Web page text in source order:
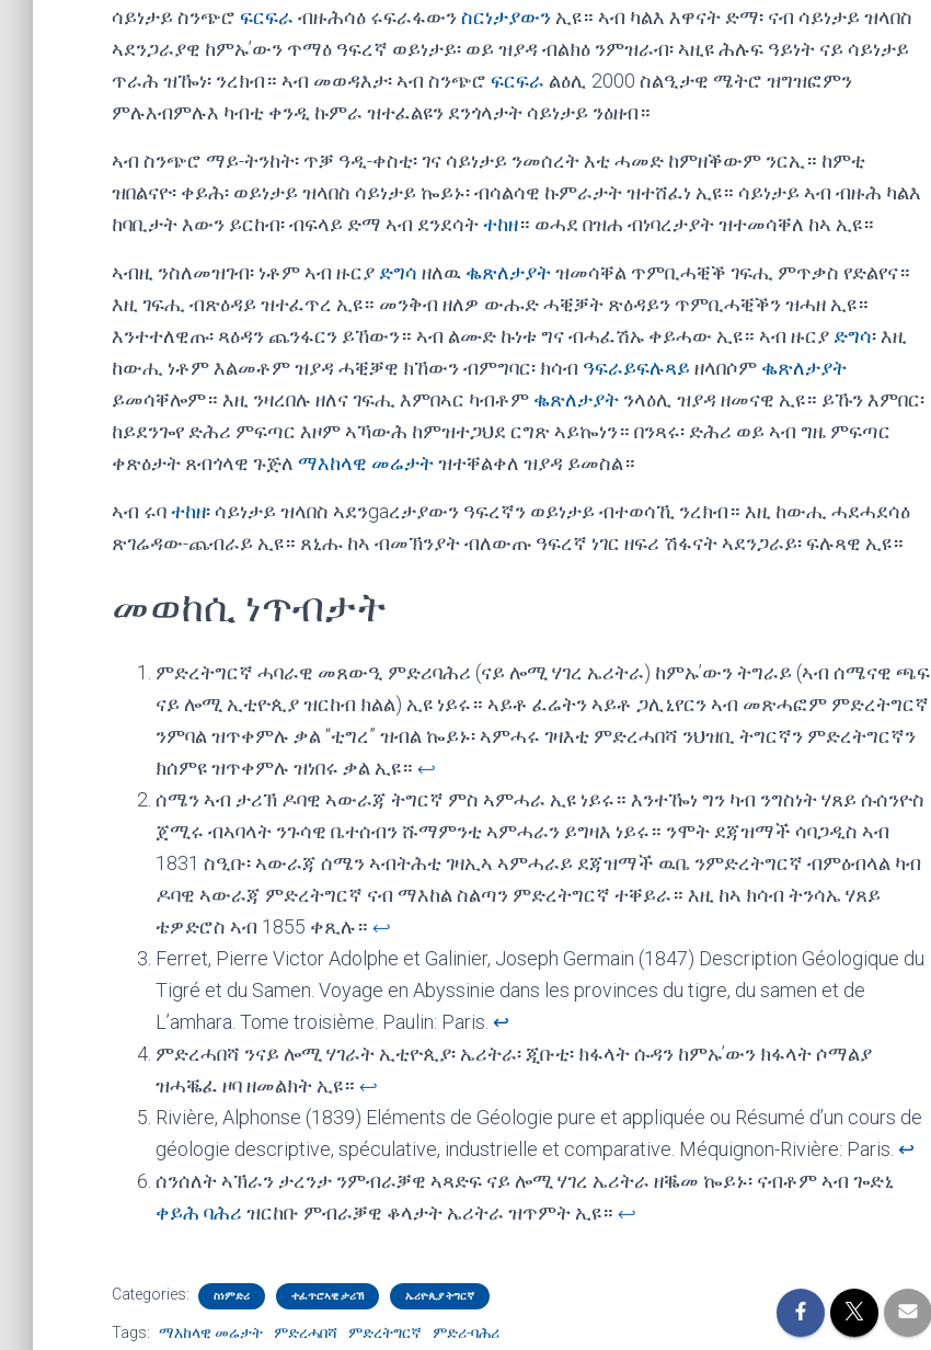
ሳይነታይ ስንጭሮ ፍርፍራ ብዙሕሳዕ ሩፍራፋውንስርነታያውን ኢዩ። ኣብ ካልእ እዋናት ድማ፡ ናብ ሳይነታይ ዝላበስ
ኣደንጋራያዊ ከምኡ’ውን ጥማዕ ዓፍረኛ ወይነታይ፡ ወይ ዝያዳ ብልክዕ ንምዝራብ፡ ኣዚዩ ሕሉፍ ዓይነት ናይ ሳይነታይ
ጥራሕ ዝዀነ፡ ንረክብ። ኣብ መወዳእታ፡ ኣብ ስንጭሮ ፍርፍራ ልዕሊ 2000 ስልዒታዊ ሜትሮ ዝግዝፎምን
ምሉእብምሉእ ካብቲ ቀንዲ ኩምራ ዝተፈልዩን ደንጎላታት ሳይነታይ ንዕዘብ።
ኣብ ስንጭሮ ማይ-ትንከት፡ ጥቓ ዓዲ-ቀስቲ፡ ገና ሳይነታይ ንመሰረት እቲ ሓመድ ከምዘቕውም ንርኢ። ከምቲ
ዝበልናዮ፡ ቀይሕ፡ ወይነታይ ዝላበስ ሳይነታይ ኰይኑ፡ ብሳልሳዊ ኩምራታት ዝተሸፈነ ኢዩ። ሳይነታይ ኣብ ብዙሕ ካልእ
ከባቢታት እውን ይርከብ፡ ብፍላይ ድማ ኣብ ደንደሳትተከዘ። ወሓደ በዝሐ ብነባረታያት ዝተመሳቐለ ከኣ ኢዩ።
ኣብዚ ንስለመዝገብ፡ ነቶም ኣብ ዙርያ ድግሳ ዘለዉ ቈጽለታያትዝመሳቐል ጥምቢሓቒቕ ገፍሒ ምጥቃስ የድልየና።
እዚ ገፍሒ ብጽዕዳይ ዝተፈጥረ ኢዩ። መንቅብ ዘለዎ ውሑድ ሓቒቓት ጽዕዳይን ጥምቢሓቒቕን ዝሓዘ ኢዩ።
እንተተለዊጡ፡ ጻዕዳን ጨንፋርን ይኸውን። ኣብ ልሙድ ኩነቱ ግና ብሓፈሽኡ ቀይሓው ኢዩ። ኣብ ዙርያ ድግሳ፡ እዚ
ከውሒ ነቶም እልመቶም ዝያዳ ሓቒቓዊ ክኸውን ብምግባር፡ ክሳብ ዓፍራይፍሉጻይ ዘላበሶም ቈጽለታያት
ይመሳቐሎም። እዚ ንዛረበሉ ዘለና ገፍሒ እምበኣር ካብቶም ቈጽለታያት ንላዕሊ ዝያዳ ዘመናዊ ኢዩ። ይኹን እምበር፡
ከይደንጐየ ድሕሪ ምፍጣር እዞም ኣኻውሕ ከምዝተጋህደ ርግጽ ኣይኰነን። በንጻሩ፡ ድሕሪ ወይ ኣብ ግዜ ምፍጣር
ቀጽዕታት ጸብጎላዊ ጉጅለ ማእከላዊ መሬታትዝተቐልቀለ ዝያዳ ይመስል።
ኣብ ሩባተከዘ፡ ሳይነታይ ዝላበስ ኣደንgaረታያውን ዓፍረኛን ወይነታይ ብተወሳኺ ንረክብ። እዚ ከውሒ ሓደሓደሳዕ
ጽገሬዳው-ጨብራይ ኢዩ። ጸኒሑ ከኣ ብመኽንያት ብለውጡ ዓፍረኛ ነገር ዘፍሪ ሽፋናት ኣደንጋራይ፡ ፍሉጻዊ ኢዩ።
መወከሲ ነጥብታት
ምድረትግርኛ ሓባራዊ መጸውዒ ምድሪባሕሪ (ናይ ሎሚ ሃገረ ኤሪትራ) ከምኡ’ውን ትግራይ (ኣብ ሰሜናዊ ጫፍ
ናይ ሎሚ ኢቲዮጲያ ዝርከብ ክልል) ኢዩ ነይሩ። ኣይቶ ፈሬትን ኣይቶ ጋሊኒየርን ኣብ መጽሓፎም ምድረትግርኛ
ንምባል ዝጥቀምሉ ቃል “ቲግረ” ዝብል ኰይኑ፡ ኣምሓሩ ገዛእቲ ምድረሓበሻ ንህዝቢ ትግርኛን ምድረትግርኛን
ክሰምዩ ዝጥቀምሉ ዝነበሩ ቃል ኢዩ። ↩︎
ሰሜን ኣብ ታሪኽ ዶባዊ ኣውራጃ ትግርኛ ምስ ኣምሓራ ኢዩ ነይሩ። እንተዀነ ግን ካብ ንግስነት ሃጸይ ሱሰንዮስ
ጀሚሩ ብኣባላት ንጉሳዊ ቤተሰብን ሹማምንቲ ኣምሓራን ይግዛእ ነይሩ። ንሞት ደጃዝማች ሳባጋዲስ ኣብ
1831 ስዒቡ፡ ኣውራጃ ሰሜን ኣብትሕቲ ገዛኢኣ ኣምሓራይ ደጃዝማች ዉቤ ንምድረትግርኛ ብምዕብላል ካብ
ዶባዊ ኣውራጃ ምድረትግርኛ ናብ ማእከል ስልጣን ምድረትግርኛ ተቐይራ። እዚ ከኣ ክሳብ ትንሳኤ ሃጸይ
ቴዎድሮስ ኣብ 1855 ቀጺሉ። ↩︎
Ferret, Pierre Victor Adolphe et Galinier, Joseph Germain (1847) Description Géologique du
Tigré et du Samen. Voyage en Abyssinie dans les provinces du tigre, du samen et de
L’amhara. Tome troisième. Paulin: Paris. ↩︎
ምድረሓበሻ ንናይ ሎሚ ሃገራት ኢቲዮጲያ፡ ኤሪትራ፡ ጂቡቲ፡ ክፋላት ሱዳን ከምኡ’ውን ክፋላት ሶማልያ
ዝሓቘፈ ዞባ ዘመልክት ኢዩ። ↩︎
Rivière, Alphonse (1839) Eléments de Géologie pure et appliquée ou Résumé d’un cours de
géologie descriptive, spéculative, industrielle et comparative. Méquignon-Rivière: Paris. ↩︎
ሰንሰለት ኣኽራን ታረንታ ንምብራቓዊ ኣጻድፍ ናይ ሎሚ ሃገረ ኤሪትራ ዘቘመ ኰይኑ፡ ናብቶም ኣብ ጐድኒ
ቀይሕ ባሕሪ ዝርከቡ ምብራቓዊ ቆላታት ኤሪትራ ዝጥምት ኢዩ። ↩︎
Categories: ስነምድሪ ተፈጥሮኣዊ ታሪኽ ኤሪዮጲያ ትግርኛ
Tags: ማእከላዊ መሬታት ምድረሓበሻ ምድረትግርኛ ምድሪ-ባሕሪ